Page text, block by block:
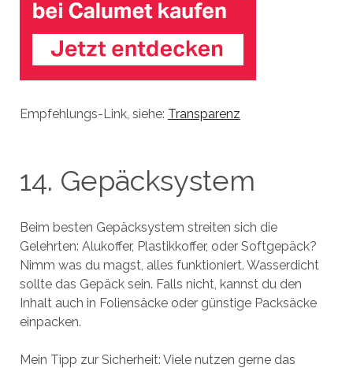
Empfehlungs-Link, siehe: Transparenz
14. Gepäcksystem
Beim besten Gepäcksystem streiten sich die
Gelehrten: Alukoffer, Plastikkoffer, oder Softgepäck?
Nimm was du magst, alles funktioniert. Wasserdicht
sollte das Gepäck sein. Falls nicht, kannst du den
Inhalt auch in Foliensäcke oder günstige Packsäcke
einpacken.
Mein Tipp zur Sicherheit: Viele nutzen gerne das